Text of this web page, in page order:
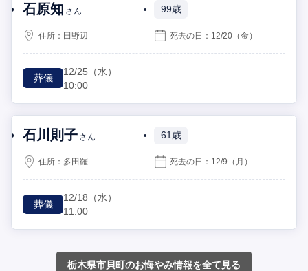
石原知 さん 99歳
住所： 田野辺 死去の日： 12/20 （金）
葬儀
12/25 （水）
10:00
石川則子 さん 61歳
住所： 多田羅 死去の日： 12/9 （月）
葬儀
12/18 （水）
11:00
栃木県市貝町のお悔やみ情報を全て見る